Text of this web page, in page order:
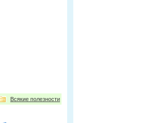
Всякие полезности